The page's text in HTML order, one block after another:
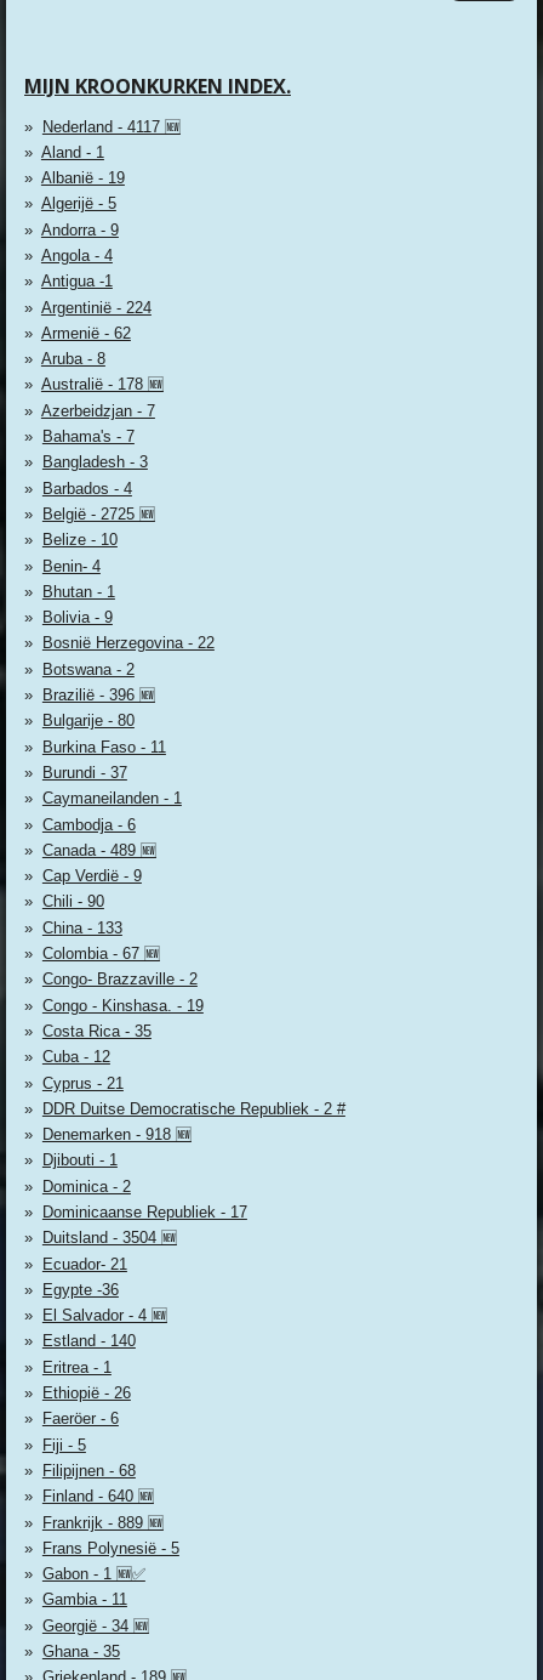
MIJN KROONKURKEN INDEX.
Nederland - 4117 🆕
Aland - 1
Albanië - 19
Algerijë - 5
Andorra - 9
Angola - 4
Antigua -1
Argentinië - 224
Armenië - 62
Aruba - 8
Australië - 178 🆕
Azerbeidzjan - 7
Bahama's - 7
Bangladesh - 3
Barbados - 4
België - 2725 🆕
Belize - 10
Benin- 4
Bhutan - 1
Bolivia - 9
Bosnië Herzegovina - 22
Botswana - 2
Brazilië - 396 🆕
Bulgarije - 80
Burkina Faso - 11
Burundi - 37
Caymaneilanden - 1
Cambodja - 6
Canada - 489 🆕
Cap Verdië - 9
Chili - 90
China - 133
Colombia - 67 🆕
Congo- Brazzaville - 2
Congo - Kinshasa. - 19
Costa Rica - 35
Cuba - 12
Cyprus - 21
DDR Duitse Democratische Republiek - 2 #
Denemarken - 918 🆕
Djibouti - 1
Dominica - 2
Dominicaanse Republiek - 17
Duitsland - 3504 🆕
Ecuador- 21
Egypte -36
El Salvador - 4 🆕
Estland - 140
Eritrea - 1
Ethiopië - 26
Faeröer - 6
Fiji - 5
Filipijnen - 68
Finland - 640 🆕
Frankrijk - 889 🆕
Frans Polynesië - 5
Gabon - 1 🆕✅
Gambia - 11
Georgië - 34 🆕
Ghana - 35